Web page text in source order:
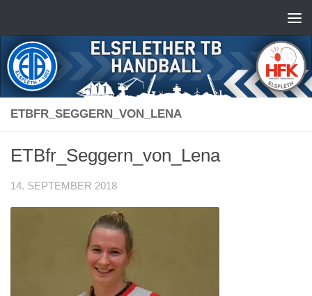
ETBFR_SEGGERN_VON_LENA
ETBfr_Seggern_von_Lena
14. SEPTEMBER 2018